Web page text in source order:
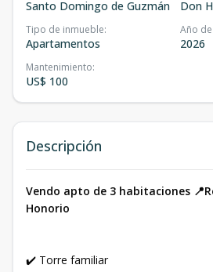
Santo Domingo de Guzmán Don
Tipo de inmueble:
Apartamentos
Año
2026
Mantenimiento:
US$ 100
Descripción
Vendo apto de 3 habitaciones
Honorio
✔️ Torre familiar